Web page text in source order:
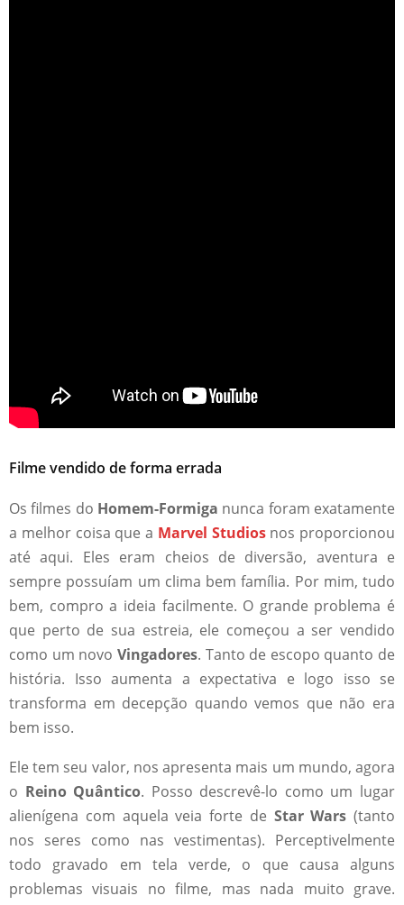
Filme vendido de forma errada
Os filmes do Homem-Formiga nunca foram exatamente
a melhor coisa que a Marvel Studiosnos proporcionou
até aqui. Eles eram cheios de diversão, aventura e
sempre possuíam um clima bem família. Por mim, tudo
bem, compro a ideia facilmente. O grande problema é
que perto de sua estreia, ele começou a ser vendido
como um novo Vingadores. Tanto de escopo quanto de
história. Isso aumenta a expectativa e logo isso se
transforma em decepção quando vemos que não era
bem isso.
Ele tem seu valor, nos apresenta mais um mundo, agora
o Reino Quântico. Posso descrevê-lo como um lugar
alienígena com aquela veia forte de Star Wars (tanto
nos seres como nas vestimentas). Perceptivelmente
todo gravado em tela verde, o que causa alguns
problemas visuais no filme, mas nada muito grave.